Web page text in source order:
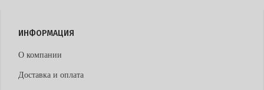
ИНФОРМАЦИЯ
О компании
Доставка и оплата